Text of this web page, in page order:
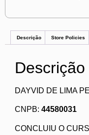
Descrição Store Policies
Descrição
DAYVID DE LIMA
CNPB: 44580031
CONCLUIU O